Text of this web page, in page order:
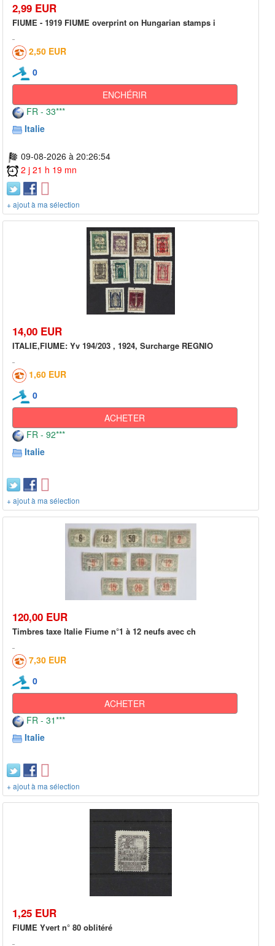
2,99 EUR
FIUME - 1919 FIUME overprint on Hungarian stamps i
2,50 EUR
0
ENCHÉRIR
FR - 33***
Italie
09-08-2026 à 20:26:54
2 j 21 h 19 mn
+ ajout à ma sélection
14,00 EUR
ITALIE,FIUME: Yv 194/203 , 1924, Surcharge REGNIO
1,60 EUR
0
ACHETER
FR - 92***
Italie
+ ajout à ma sélection
120,00 EUR
Timbres taxe Italie Fiume n°1 à 12 neufs avec ch
7,30 EUR
0
ACHETER
FR - 31***
Italie
+ ajout à ma sélection
1,25 EUR
FIUME Yvert n° 80 oblitéré